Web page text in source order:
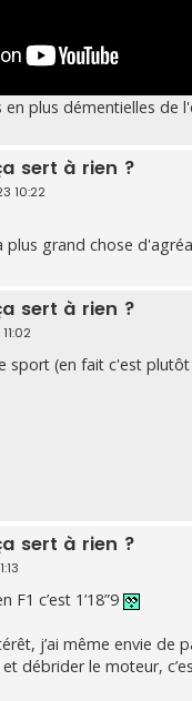
plus démentielles de
sert à rien ?
10:22
grand chose
sert à rien ?
sport (en fait c'est plutôt
sert à rien ?
c’est 1’18”9
j’ai même envie de
et débrider le moteur,